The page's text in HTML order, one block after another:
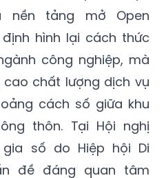
nền tảng mở Open
hình lại cách thức
công nghiệp, mà
chất lượng dịch vụ
cách số giữa khu
thôn. Tại Hội nghị
gia số do Hiệp hội Di
đề đáng quan tâm